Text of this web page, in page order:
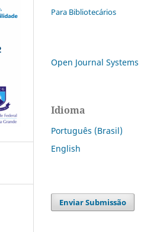
Para Bibliotecários
Open Journal Systems
Idioma
Português (Brasil)
English
Enviar Submissão